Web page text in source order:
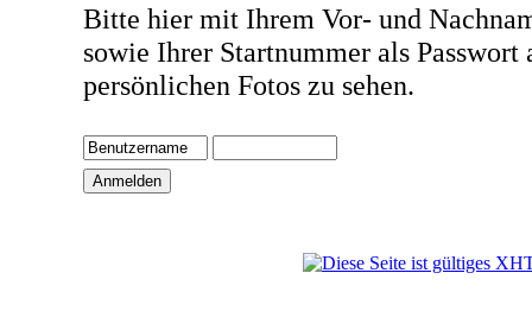
Bitte hier mit Ihrem Vor- und
sowie Ihrer Startnummer als Passwort
persönlichen Fotos zu sehen.